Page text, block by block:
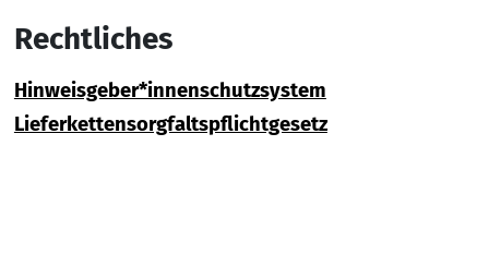
Rechtliches
Hinweisgeber*innenschutzsystem
Lieferkettensorgfaltspflichtgesetz